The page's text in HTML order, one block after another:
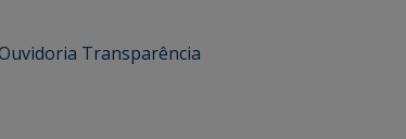
Transparência